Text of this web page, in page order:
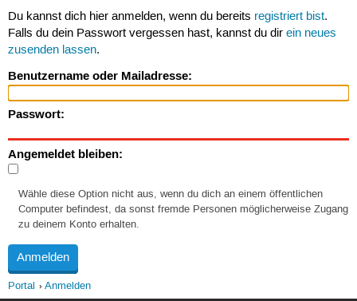
Du kannst dich hier anmelden, wenn du bereits registriert bist.
Falls du dein Passwort vergessen hast, kannst du dir ein neues
zusenden lassen.
Benutzername oder Mailadresse:
Passwort:
Angemeldet bleiben:
Wähle diese Option nicht aus, wenn du dich an einem öffentlichen
Computer befindest, da sonst fremde Personen möglicherweise Zugang
zu deinem Konto erhalten.
Portal Anmelden